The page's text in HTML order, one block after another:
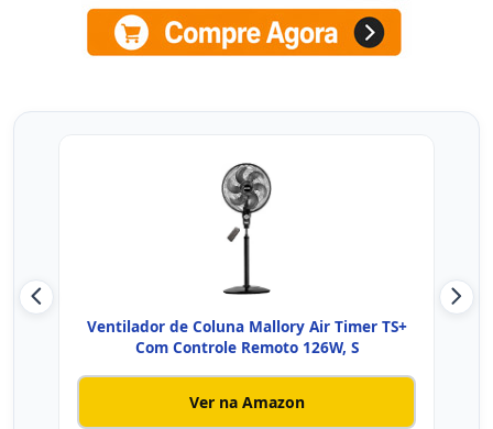
Ventilador de Coluna Mallory Air Timer TS+
Com Controle Remoto 126W, S
Ver na Amazon